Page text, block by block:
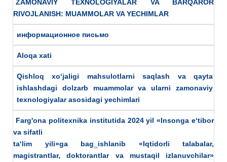
ZAMONAVIY TEXNOLOGIYALAR VA BARQAROR
RIVOJLANISH: MUAMMOLAR VA YECHIMLAR
информационное письмо
Aloqa xati
Qishloq xo‘jaligi mahsulotlarni saqlash va qayta
ishlashdagi dolzarb muammolar va ularni zamonaviy
texnologiyalar asosidagi yechimlari
Farg'ona politexnika institutida 2024 yil «Insonga e‘tibor
va sifatli
ta‘lim yili»gа bag‗ishlanib «Iqtidorli talabalar,
magistrantlar, doktorantlar va mustaqil izlanuvchilar»